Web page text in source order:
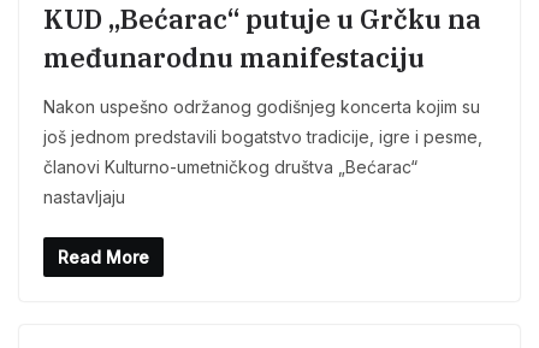
KUD „Bećarac“ putuje u Grčku na
međunarodnu manifestaciju
Nakon uspešno održanog godišnjeg koncerta kojim su
još jednom predstavili bogatstvo tradicije, igre i pesme,
članovi Kulturno-umetničkog društva „Bećarac“
nastavljaju
Read More